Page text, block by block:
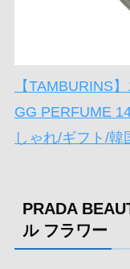
【TAMBURINS
GG PERFUME
しゃれ/ギフト/韓
PRADA
ル フラワー